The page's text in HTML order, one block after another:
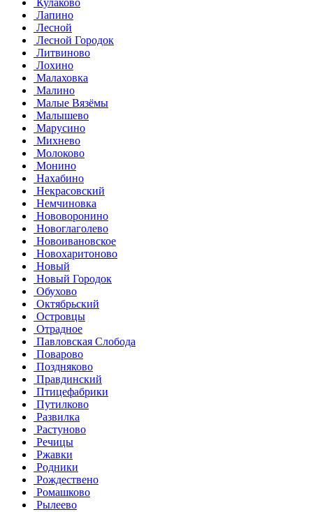
Лапино
Лесной
Лесной Городок
Литвиново
Лохино
Малаховка
Малино
Малые Вязёмы
Малышево
Марусино
Михнево
Молоково
Монино
Нахабино
Некрасовский
Немчиновка
Нововоронино
Новоглаголево
Новоивановское
Новохаритоново
Новый
Новый Городок
Обухово
Октябрьский
Островцы
Отрадное
Павловская Слобода
Поварово
Поздняково
Правдинский
Птицефабрики
Путилково
Развилка
Растуново
Речицы
Ржавки
Родники
Рождествено
Ромашково
Рылеево